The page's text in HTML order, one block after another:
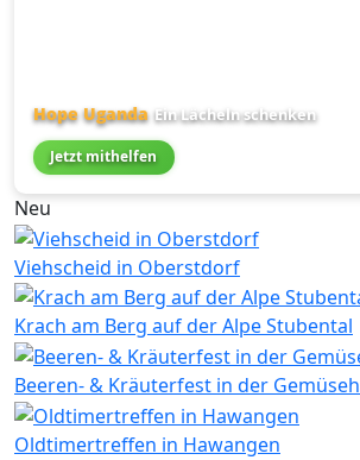
Hope Uganda Ein Lächeln schenken
Jetzt mithelfen
Neu
Viehscheid in Oberstdorf
Krach am Berg auf der Alpe Stubental
Beeren- & Kräuterfest in der
Oldtimertreffen in Hawangen